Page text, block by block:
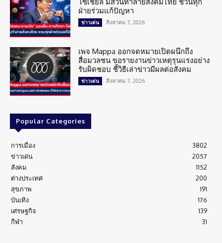
ฝ่ายร่วมแก้ปัญหา
ข่าวเด่น สิงหาคม 7, 2026
เพจ Mappa ออกจดหมายเปิดผนึกถึง
สื่อมวลชน ขอรายงานข่าวเหตุรุนแรงอย่าง
รับผิดชอบ ชี้วิธีเล่าข่าวมีผลต่อสังคม
ข่าวเด่น สิงหาคม 7, 2026
Popular Categories
การเมือง
3802
ข่าวเด่น
2057
สังคม
1152
ต่างประเทศ
200
สุขภาพ
191
บันเทิง
176
เศรษฐกิจ
139
กีฬา
31